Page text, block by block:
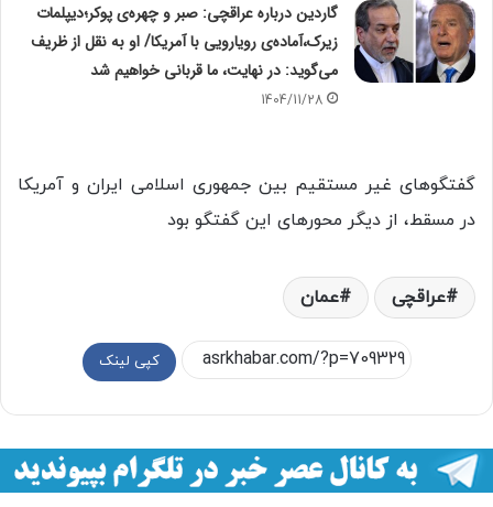
گاردین درباره عراقچی: صبر و چهره‌ی پوکر؛دیپلمات
زیرک،آماده‌ی رویارویی با آمریکا/ او به نقل از ظریف
می‌گوید: در نهایت، ما قربانی خواهیم شد
1404/11/28
گفتگوهای غیر مستقیم بین جمهوری اسلامی ایران و آمریکا
در مسقط، از دیگر محورهای این گفتگو بود
عراقچی عمان
کپی لینک